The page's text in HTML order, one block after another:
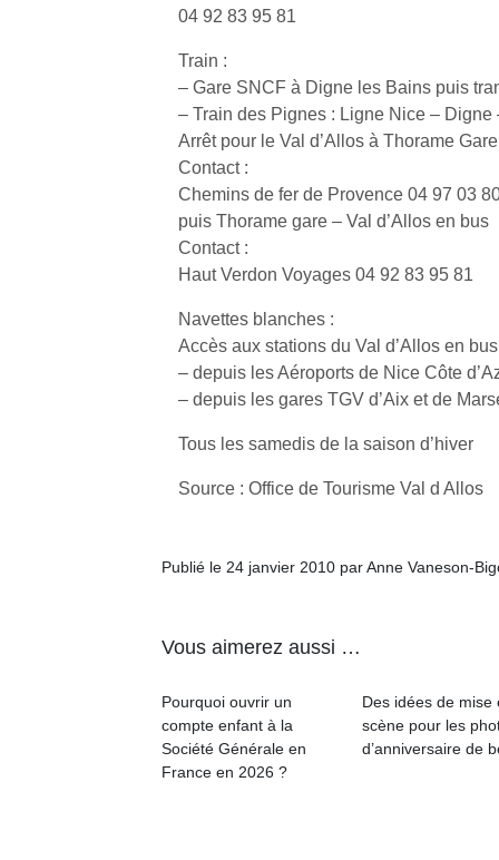
04 92 83 95 81
Train :
– Gare SNCF à Digne les Bains puis
– Train des Pignes : Ligne Nice – Digne
Arrêt pour le Val d’Allos à Thorame Gare
Contact :
Chemins de fer de Provence 04 97 03
puis Thorame gare – Val d’Allos en bus
Contact :
Haut Verdon Voyages 04 92 83 95 81
Navettes blanches :
Accès aux stations du Val d’Allos en
– depuis les Aéroports de Nice Côte
– depuis les gares TGV d’Aix et de
Tous les samedis de la saison d’hiver
Source : Office de Tourisme Val d Allos
Publié le 24 janvier 2010 par Anne Vaneson-
Vous aimerez aussi …
Pourquoi ouvrir un
compte enfant à la
Société Générale en
France en 2026 ?
Des idées de mise
scène pour les
d’anniversaire de